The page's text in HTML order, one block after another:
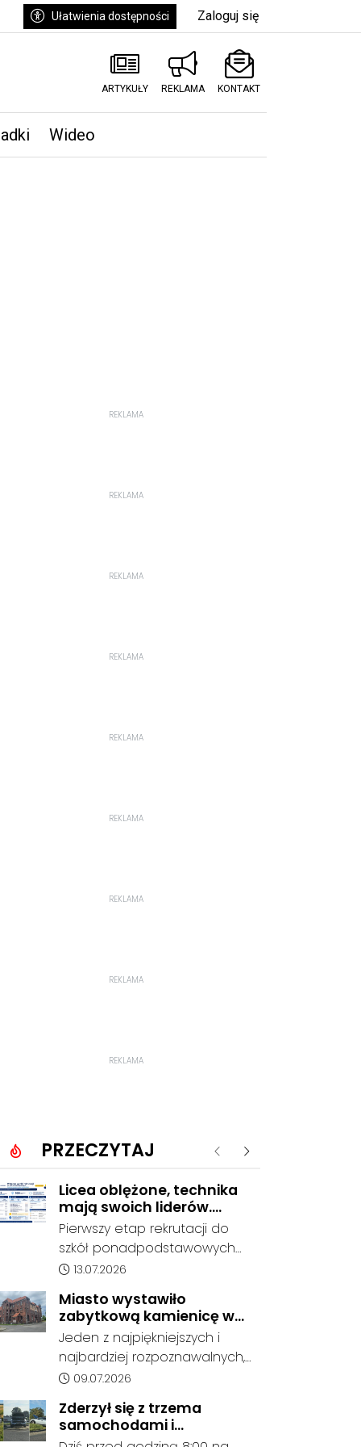
Ułatwienia dostępności Zaloguj się
ARTYKUŁY REKLAMA KONTAKT
Wideo
REKLAMA
REKLAMA
REKLAMA
REKLAMA
REKLAMA
REKLAMA
REKLAMA
REKLAMA
REKLAMA
PRZECZYTAJ Poprzednie
Następne
Licea oblężone, technika
mają swoich liderów.
Znamy wstępne wyniki
rekrutacji do szkół w
powiecie
Pierwszy etap rekrutacji do
szkół ponadpodstawowych
prowadzonych przez Powiat
pokazuje coraz wyraźniejsze
preferencje tegorocznych
absolwentów szkół
podstawowych. Dane dotyczą
kandydatów, którzy wskazali
dany oddział jako pierwszy
wybór, dlatego nie stanowią
jeszcze ostatecznego wyniku
Data dodania artykułu:
13.07.2026
Miasto wystawiło
zabytkową kamienicę w
Porcie na sprzedaż. W
dawnym hotelu mają
powstać mieszkania
Jeden z najpiękniejszych i
najbardziej rozpoznawalnych,
ale też najbardziej
Portu został wystawiony na
sprzedaż. Gmina Kędzierzyn-
Data dodania artykułu:
09.07.2026
Zderzył się z trzema
samochodami i
kontynuował jazdę. Seria